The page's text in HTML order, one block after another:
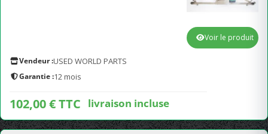
Vendeur :USED WORLD PARTS
Garantie :12 mois
102,00 € TTC livraison incluse
Voir le produit